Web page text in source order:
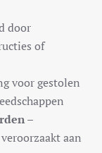
door
of
voor gestolen
–
aan